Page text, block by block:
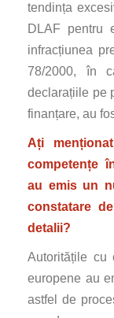
tendința
DLAF pentru
infracțiunea
78/2000, în
declarațiile pe
finanțare, au
Ați
competențe
au emis un
constatare
detalii?
Autoritățile cu
europene au
astfel de